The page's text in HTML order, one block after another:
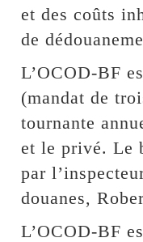
et des coûts
de
L’OCOD-BF
(mandat de
tournante
et le privé. Le
par
douanes,
L’OCOD-BF